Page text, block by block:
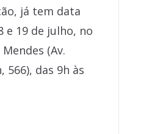
já tem data
e 19 de julho, no
(Av.
566), das 9h às